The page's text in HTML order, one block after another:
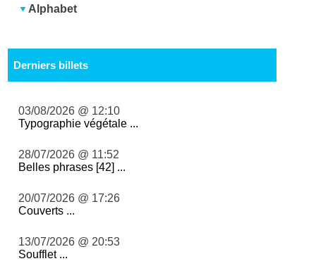
Alphabet
Derniers billets
03/08/2026 @ 12:10
Typographie végétale ...
28/07/2026 @ 11:52
Belles phrases [42] ...
20/07/2026 @ 17:26
Couverts ...
13/07/2026 @ 20:53
Soufflet ...